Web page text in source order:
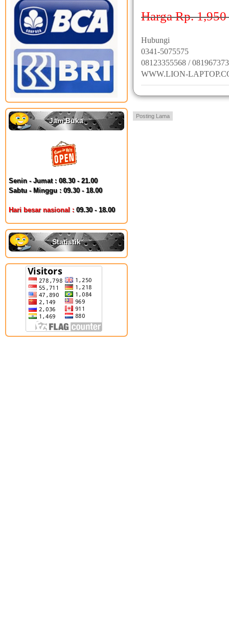
Jam Buka
Senin - Jumat : 08.30 - 21.00
Sabtu - Minggu : 09.30 - 18.00
Hari besar nasional : 09.30 - 18.00
Statistik
Harga Rp. 1,950
Hubungi
0341-5075575
08123355568 /
WWW.LION-
Posting Lama